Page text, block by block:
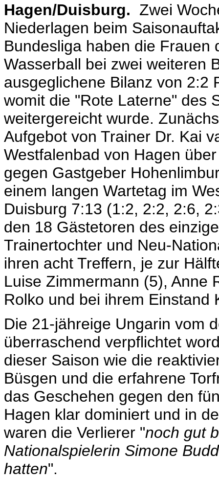
Hagen/Duisburg. Zwei
Niederlagen beim
Bundesliga haben die Frauen
Wasserball bei zwei weiteren
ausgeglichene Bilanz von 2:2
womit die "Rote Laterne" des
weitergereicht wurde.
Aufgebot von Trainer Dr. Kai
Westfalenbad von Hagen
gegen Gastgeber
einem langen Wartetag im
Duisburg 7:13 (1:2, 2:2, 2:6,
den 18 Gästetoren des
Trainertochter und Neu-
ihren acht Treffern, je zur
Luise Zimmermann (5), Anne
Rolko und bei ihrem Einstand
Die 21-jähreige Ungarin vom
überraschend verpflichtet
dieser Saison wie die
Büsgen und die erfahrene
das Geschehen gegen den
Hagen klar dominiert und in
waren die Verlierer "noch gut
Nationalspielerin Simone
hatten".